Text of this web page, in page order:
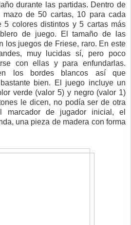
durante las partidas. Dentro de
mazo de 50 cartas, 10 para cada
5 colores distintos y 5 cartas más
de juego. El tamaño de las
los juegos de Friese, raro. En este
muy lucidas sí, pero poco
con ellas y para enfundarlas.
los bordes blancos así que
bien. El juego incluye un
verde (valor 5) y negro (valor 1)
le dicen, no podía ser de otra
marcador de jugador inicial, el
una pieza de madera con forma